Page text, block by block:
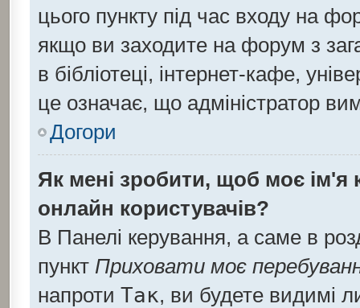
цього пункту під час входу на
якщо ви заходите на форум з
в бібліотеці, інтернет-кафе,
це означає, що адміністратор
Догори
Як мені зробити, щоб моє ім'я
онлайн користувачів?
В Панелі керування, а саме в
пункт Приховати моє
напроти Так, ви будете видимі